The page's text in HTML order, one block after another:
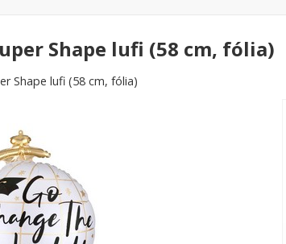
Shape lufi (58 cm, fólia)
Shape lufi (58 cm, fólia)